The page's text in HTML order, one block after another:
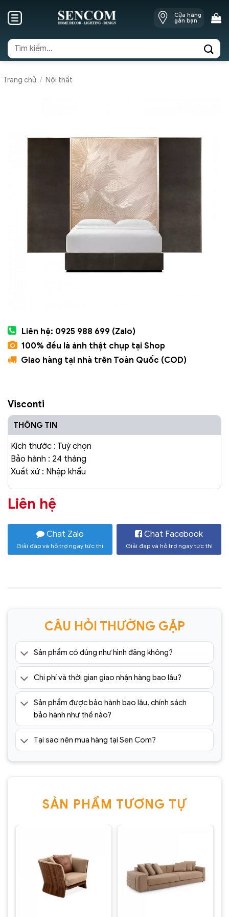
Cửa hàng
gần bạn
Tìm
kiếm:
Trang chủ / Nội thất
Liên hệ: 0925 988 699 (Zalo)
100% đều là ảnh thật chụp tại Shop
Giao hàng tại nhà trên Toàn Quốc (COD)
Visconti
THÔNG TIN
Kích thước : Tuỳ chọn
Bảo hành : 24 tháng
Xuất xứ : Nhập khẩu
Liên hệ
Chat Zalo
Giải đáp và hỗ trợ ngay tức thì
Chat Facebook
Giải đáp và hỗ trợ ngay tức thì
CÂU HỎI THƯỜNG GẶP
Sản phẩm có đúng như hình đăng không?
Chi phí và thời gian giao nhận hàng bao lâu?
Sản phẩm được bảo hành bao lâu, chính sách
bảo hành như thế nào?
Tại sao nên mua hàng tại Sen Com?
SẢN PHẨM TƯƠNG TỰ